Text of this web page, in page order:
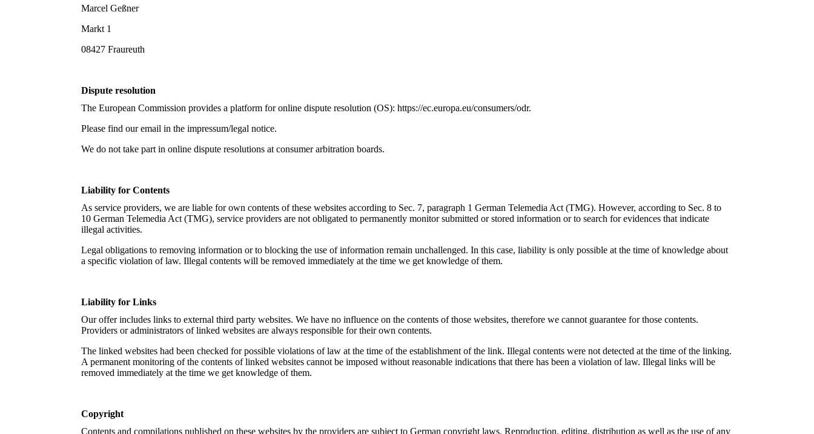
Marcel Geßner
Markt 1
08427 Fraureuth
Dispute resolution
The European Commission provides a platform for online dispute resolution (OS): https://ec.europa.eu/consumers/odr.
Please find our email in the impressum/legal notice.
We do not take part in online dispute resolutions at consumer arbitration boards.
Liability for Contents
As service providers, we are liable for own contents of these websites according to Sec. 7, paragraph 1 German Telemedia Act (TMG). However, according to Sec. 8 to
10 German Telemedia Act (TMG), service providers are not obligated to permanently monitor submitted or stored information or to search for evidences that indicate
illegal activities.
Legal obligations to removing information or to blocking the use of information remain unchallenged. In this case, liability is only possible at the time of knowledge about
a specific violation of law. Illegal contents will be removed immediately at the time we get knowledge of them.
Liability for Links
Our offer includes links to external third party websites. We have no influence on the contents of those websites, therefore we cannot guarantee for those contents.
Providers or administrators of linked websites are always responsible for their own contents.
The linked websites had been checked for possible violations of law at the time of the establishment of the link. Illegal contents were not detected at the time of the linking.
A permanent monitoring of the contents of linked websites cannot be imposed without reasonable indications that there has been a violation of law. Illegal links will be
removed immediately at the time we get knowledge of them.
Copyright
Contents and compilations published on these websites by the providers are subject to German copyright laws. Reproduction, editing, distribution as well as the use of any